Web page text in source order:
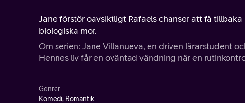
Jane förstör oavsiktligt Rafaels chanser att få
biologiska mor.
Om serien: Jane Villanueva, en driven lärarstudent
Hennes liv får en oväntad vändning när en
Genrer
Komedi, Romantik